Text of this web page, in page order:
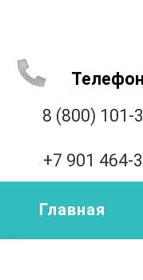
8 (800) 101-
+7 901 464-
Главная